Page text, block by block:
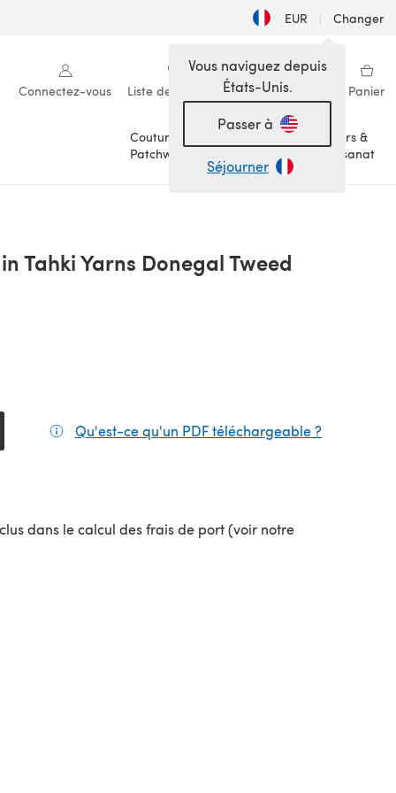
EUR | Changer
Connectez-vous Liste de souhaits Ma bibliothèque Panier
Couture &
Patchwork
Loisirs &
Artisanat
Vous naviguez depuis
États-Unis.
Passer à
Séjourner
Tahki Yarns Donegal Tweed
Qu'est-ce qu'un PDF téléchargeable ?
dans le calcul des frais de port (voir notre
onglet)